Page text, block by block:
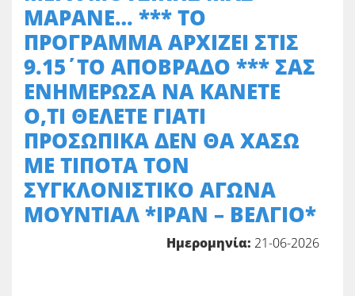
ΜΑΡΑΝΕ… *** ΤΟ
ΠΡΟΓΡΑΜΜΑ ΑΡΧΙΖΕΙ ΣΤΙΣ
9.15΄ΤΟ ΑΠΟΒΡΑΔΟ *** ΣΑΣ
ΕΝΗΜΕΡΩΣΑ ΝΑ ΚΑΝΕΤΕ
Ο,ΤΙ ΘΕΛΕΤΕ ΓΙΑΤΙ
ΠΡΟΣΩΠΙΚΑ ΔΕΝ ΘΑ ΧΑΣΩ
ΜΕ ΤΙΠΟΤΑ ΤΟΝ
ΣΥΓΚΛΟΝΙΣΤΙΚΟ ΑΓΩΝΑ
ΜΟΥΝΤΙΑΛ *ΙΡΑΝ – ΒΕΛΓΙΟ*
Ημερομηνία: 21-06-2026